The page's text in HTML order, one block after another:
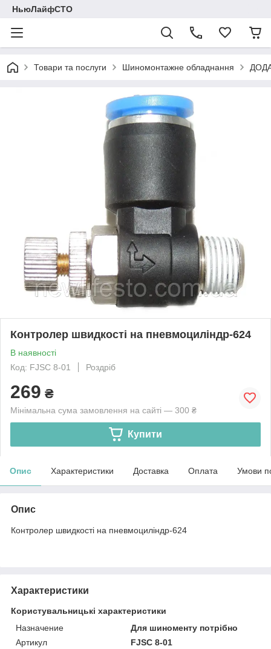
НьюЛайфСТО
Товари та послуги Шиномонтажне обладнання
Контролер швидкості на пневмоциліндр-624
В наявності
Код: FJSC 8-01
Роздріб
269 ₴
Мінімальна сума замовлення на сайті — 300 ₴
Купити
Опис Характеристики Доставка Оплата Умови
Опис
Контролер швидкості на пневмоциліндр-624
Характеристики
Користувальницькі характеристики
Haзнaчeниe
Для шинoменту потрібно
Артикул
FJSC 8-01